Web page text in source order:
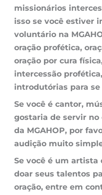
missionários
isso se você estiver
voluntário na
oração profética,
oração por cura
intercessão
introdutórias para se
Se você é cantor,
gostaria de servir
da MGAHOP, por
audição muito
Se você é um
doar seus talentos
oração, entre em